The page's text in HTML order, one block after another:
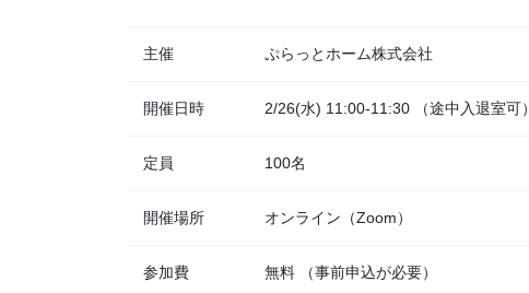
主催 ぷらっとホーム株式会社
開催日時 2/26(水) 11:00-11:30 （途中入退室可）
定員 100名
開催場所 オンライン（Zoom）
参加費 無料 （事前申込が必要）